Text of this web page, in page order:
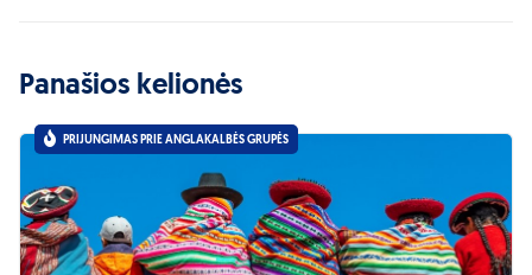
Panašios kelionės
PRIJUNGIMAS PRIE ANGLAKALBĖS GRUPĖS